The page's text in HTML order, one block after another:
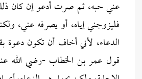
عني حبه، ثم صرت أدعو إن كان
فليزوجني إياه، أو يصرفه عني،
الدعاء، لأني أخاف أن تكون دعوة
قول عمر بن الخطاب -رضي الله